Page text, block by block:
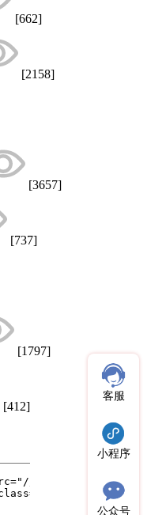
[662]
[2158]
[3657]
[737]
[1797]
[412]
客服
小程序
公众号